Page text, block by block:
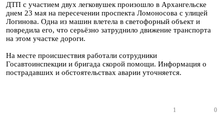
ДТП с участием двух легковушек произошло в Архангельске
днем 23 мая на пересечении проспекта Ломоносова с улицей
Логинова. Одна из машин влетела в светофорный объект и
повредила его, что серьёзно затруднило движение транспорта
на этом участке дороги.
На месте происшествия работали сотрудники
Госавтоинспекции и бригада скорой помощи. Информация о
пострадавших и обстоятельствах аварии уточняется.
1 0